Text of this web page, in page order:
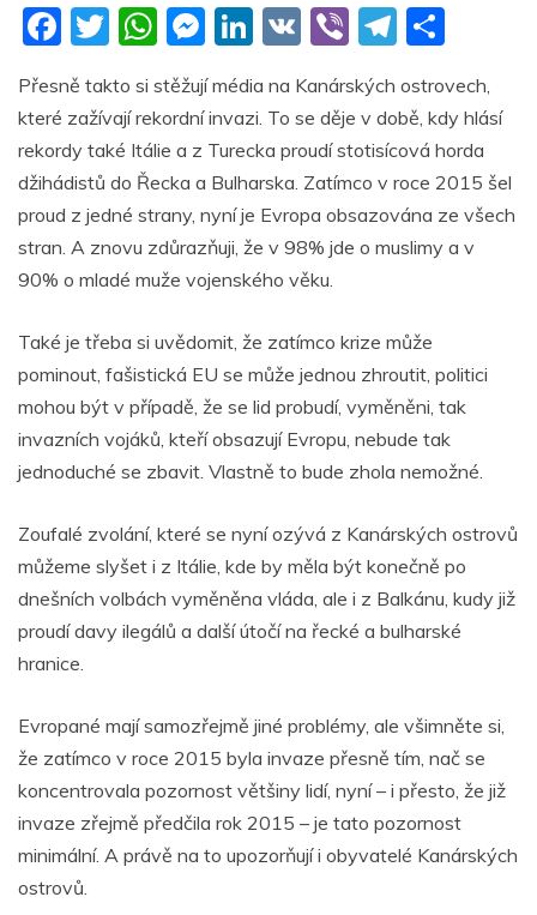
F
a
c
e
b
o
o
k
T
itt
er
W
h
at
s
A
p
p
M
ss
e
n
g
er
Li
k
e
dI
n
V
Vi
er
T
e
gr
a
m
ar
e
Přesně takto si stěžují média na Kanárských ostrovech,
které zažívají rekordní invazi. To se děje v době, kdy hlásí
rekordy také Itálie a z Turecka proudí stotisícová horda
džihádistů do Řecka a Bulharska. Zatímco v roce 2015 šel
proud z jedné strany, nyní je Evropa obsazována ze všech
stran. A znovu zdůrazňuji, že v 98% jde o muslimy a v
90% o mladé muže vojenského věku.
Také je třeba si uvědomit, že zatímco krize může
pominout, fašistická EU se může jednou zhroutit, politici
mohou být v případě, že se lid probudí, vyměněni, tak
invazních vojáků, kteří obsazují Evropu, nebude tak
jednoduché se zbavit. Vlastně to bude zhola nemožné.
Zoufalé zvolání, které se nyní ozývá z Kanárských ostrovů
můžeme slyšet i z Itálie, kde by měla být konečně po
dnešních volbách vyměněna vláda, ale i z Balkánu, kudy již
proudí davy ilegálů a další útočí na řecké a bulharské
hranice.
Evropané mají samozřejmě jiné problémy, ale všimněte si,
že zatímco v roce 2015 byla invaze přesně tím, nač se
koncentrovala pozornost většiny lidí, nyní – i přesto, že již
invaze zřejmě předčila rok 2015 – je tato pozornost
minimální. A právě na to upozorňují i obyvatelé Kanárských
ostrovů.